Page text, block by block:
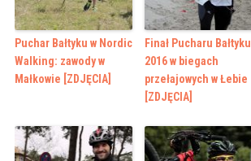
Puchar Bałtyku w Nordic
Walking: zawody w
Małkowie [ZDJĘCIA]
Finał Pucharu Bałtyku
2016 w biegach
przełajowych w Łebie
[ZDJĘCIA]